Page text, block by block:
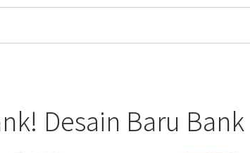
Desain Baru